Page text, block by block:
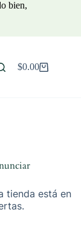
bien,
Carro
$0.00
tienda está en